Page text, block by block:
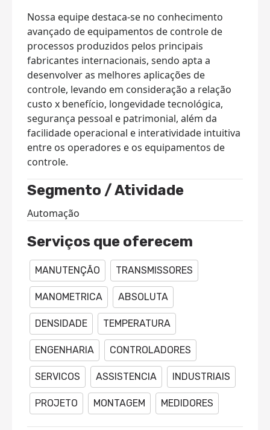
Nossa equipe destaca-se no conhecimento
avançado de equipamentos de controle de
processos produzidos pelos principais
fabricantes internacionais, sendo apta a
desenvolver as melhores aplicações de
controle, levando em consideração a relação
custo x benefício, longevidade tecnológica,
segurança pessoal e patrimonial, além da
facilidade operacional e interatividade intuitiva
entre os operadores e os equipamentos de
controle.
Segmento / Atividade
Automação
Serviços que oferecem
MANUTENÇÃO TRANSMISSORES
MANOMETRICA ABSOLUTA
DENSIDADE TEMPERATURA
ENGENHARIA CONTROLADORES
SERVICOS ASSISTENCIA INDUSTRIAIS
PROJETO MONTAGEM MEDIDORES